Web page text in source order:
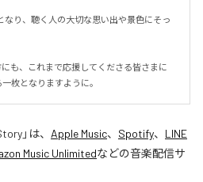
なり、聴く人の大切な思い出や景色にそっ
も、これまで応援してくださる皆さまに
枚となりますように。
」は、 Apple Music、 Spotify、 LINE
Music Unlimitedなどの音楽配信サ